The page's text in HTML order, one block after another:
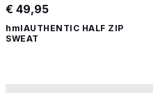
€ 49,95
hmlAUTHENTIC HALF ZIP
SWEAT